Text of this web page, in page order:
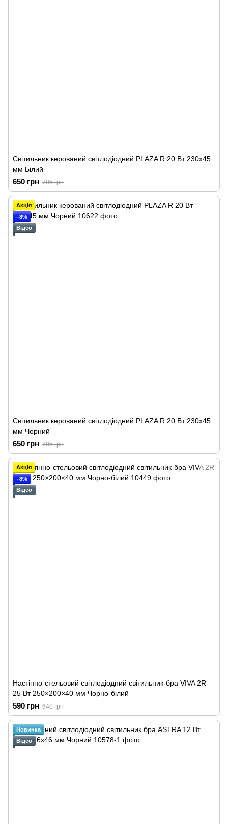
Світильник керований світлодіодний PLAZA R 20 Вт 230х45
мм Білий
650 грн 705 грн
Акція
−8%
Відео
Світильник керований світлодіодний PLAZA R 20 Вт 230х45
мм Чорний
650 грн 705 грн
Акція
−8%
Відео
Настінно-стельовий світлодіодний світильник-бра VIVA 2R
25 Вт 250×200×40 мм Чорно-білий
590 грн 640 грн
Новинка
Відео